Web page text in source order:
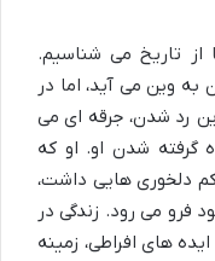
تاریخ می شناسیم.
وین می آید، اما در
رد شدن، جرقه ای می
گرفته شدن او. او که
دلخوری هایی داشت،
فرو می رود. زندگی در
های افراطی، زمینه